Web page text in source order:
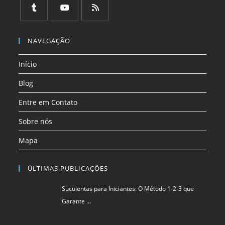
uma
aba
em
uma
aba
uma
em
nova
aba
em
aba
aba
NAVEGAÇÃO
Início
Blog
Entre em Contato
Sobre nós
Mapa
ÚLTIMAS PUBLICAÇÕES
Suculentas para Iniciantes: O Método 1-2-3 que
Garante …